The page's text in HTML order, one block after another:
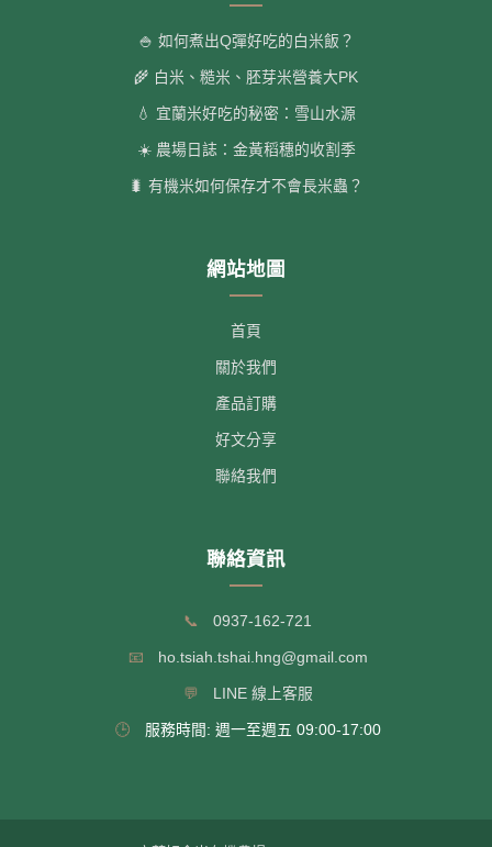
🍚 如何煮出Q彈好吃的白米飯？
🌾 白米、糙米、胚芽米營養大PK
💧 宜蘭米好吃的秘密：雪山水源
☀️ 農場日誌：金黃稻穗的收割季
🐛 有機米如何保存才不會長米蟲？
網站地圖
首頁
關於我們
產品訂購
好文分享
聯絡我們
聯絡資訊
📞 0937-162-721
📧 ho.tsiah.tshai.hng@gmail.com
💬 LINE 線上客服
🕒 服務時間: 週一至週五 09:00-17:00